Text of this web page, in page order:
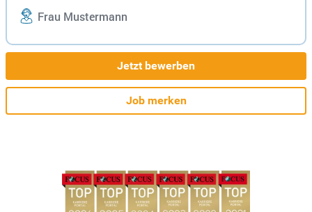
Frau Mustermann
Jetzt bewerben
Job merken